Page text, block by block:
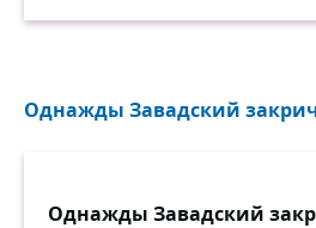
Однажды Завадский
Однажды Завадский